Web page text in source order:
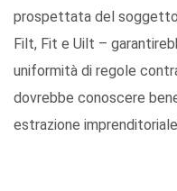
prospettata del
Filt, Fit e Uilt –
uniformità di regole
dovrebbe conoscere
estrazione